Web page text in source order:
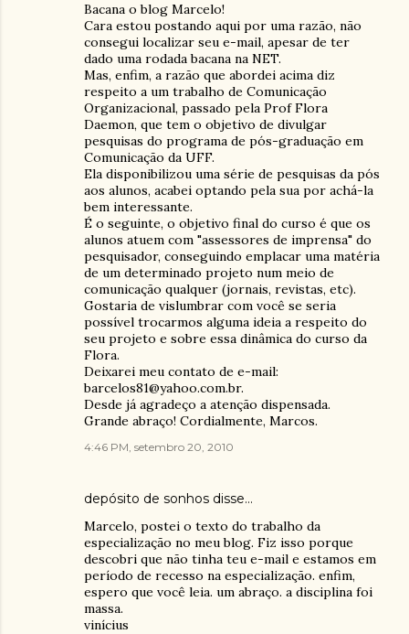
Bacana o blog Marcelo!
Cara estou postando aqui por uma razão, não
consegui localizar seu e-mail, apesar de ter
dado uma rodada bacana na NET.
Mas, enfim, a razão que abordei acima diz
respeito a um trabalho de Comunicação
Organizacional, passado pela Prof Flora
Daemon, que tem o objetivo de divulgar
pesquisas do programa de pós-graduação em
Comunicação da UFF.
Ela disponibilizou uma série de pesquisas da pós
aos alunos, acabei optando pela sua por achá-la
bem interessante.
É o seguinte, o objetivo final do curso é que os
alunos atuem com "assessores de imprensa" do
pesquisador, conseguindo emplacar uma matéria
de um determinado projeto num meio de
comunicação qualquer (jornais, revistas, etc).
Gostaria de vislumbrar com você se seria
possível trocarmos alguma ideia a respeito do
seu projeto e sobre essa dinâmica do curso da
Flora.
Deixarei meu contato de e-mail:
barcelos81@yahoo.com.br.
Desde já agradeço a atenção dispensada.
Grande abraço! Cordialmente, Marcos.
4:46 PM, setembro 20, 2010
depósito de sonhos disse…
Marcelo, postei o texto do trabalho da
especialização no meu blog. Fiz isso porque
descobri que não tinha teu e-mail e estamos em
período de recesso na especialização. enfim,
espero que você leia. um abraço. a disciplina foi
massa.
vinícius